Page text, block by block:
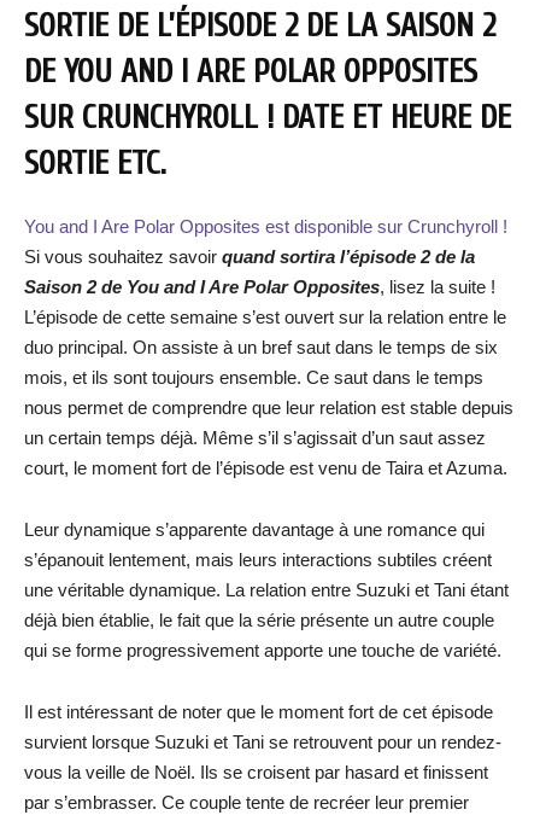
SORTIE DE L’ÉPISODE 2 DE LA SAISON 2
DE YOU AND I ARE POLAR OPPOSITES
SUR CRUNCHYROLL ! DATE ET HEURE DE
SORTIE ETC.
You and I Are Polar Opposites est disponible sur Crunchyroll !
Si vous souhaitez savoir quand sortira l’épisode 2 de la
Saison 2de You and I Are Polar Opposites, lisez la suite !
L’épisode de cette semaine s’est ouvert sur la relation entre le
duo principal. On assiste à un bref saut dans le temps de six
mois, et ils sont toujours ensemble. Ce saut dans le temps
nous permet de comprendre que leur relation est stable depuis
un certain temps déjà. Même s’il s’agissait d’un saut assez
court, le moment fort de l’épisode est venu de Taira et Azuma.
Leur dynamique s’apparente davantage à une romance qui
s’épanouit lentement, mais leurs interactions subtiles créent
une véritable dynamique. La relation entre Suzuki et Tani étant
déjà bien établie, le fait que la série présente un autre couple
qui se forme progressivement apporte une touche de variété.
Il est intéressant de noter que le moment fort de cet épisode
survient lorsque Suzuki et Tani se retrouvent pour un rendez-
vous la veille de Noël. Ils se croisent par hasard et finissent
par s’embrasser. Ce couple tente de recréer leur premier